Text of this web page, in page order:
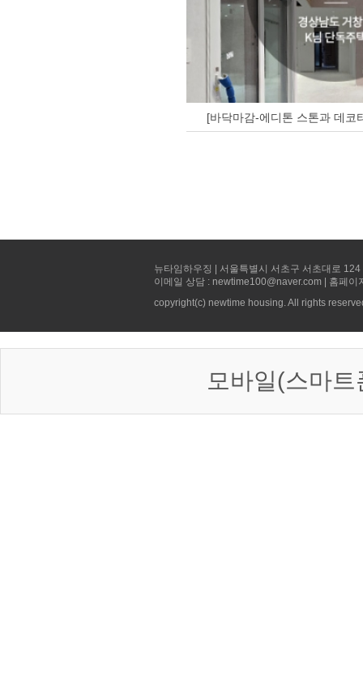
[바닥마감-에디톤 스톤과 데코
뉴타임하우징 | 서울특별시 서초구 서초대로
이메일 상담 : newtime100@naver.com | 홈페
copyright(c) newtime housing. All rights
모바일(스마